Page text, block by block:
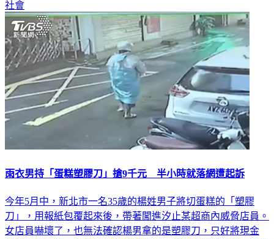
社會
雨衣男持「蛋糕塑膠刀」搶9千元 半小時就落網遭起訴
今年5月中，新北市一名35歲的楊姓男子將切蛋糕的「塑膠
刀」，用報紙包覆起來後，帶著闖進汐止某超商內威脅店員。
女店員嚇壞了，也無法確認楊男拿的是塑膠刀，只好將現金